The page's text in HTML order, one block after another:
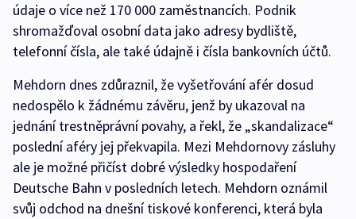
údaje o více než 170 000 zaměstnancích. Podnik
shromažďoval osobní data jako adresy bydliště,
telefonní čísla, ale také údajně i čísla bankovních účtů.
Mehdorn dnes zdůraznil, že vyšetřování afér dosud
nedospělo k žádnému závěru, jenž by ukazoval na
jednání trestněprávní povahy, a řekl, že „skandalizace“
poslední aféry jej překvapila. Mezi Mehdornovy zásluhy
ale je možné přičíst dobré výsledky hospodaření
Deutsche Bahn v posledních letech. Mehdorn oznámil
svůj odchod na dnešní tiskové konferenci, která byla